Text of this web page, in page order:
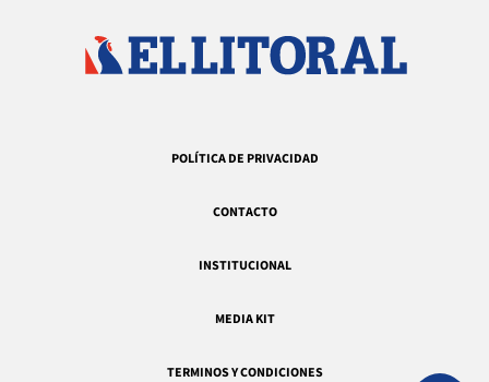
POLÍTICA DE PRIVACIDAD
CONTACTO
INSTITUCIONAL
MEDIA KIT
TERMINOS Y CONDICIONES